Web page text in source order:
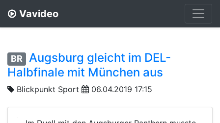
Vavideo
BR
Augsburg gleicht im DEL-
Halbfinale mit München aus
Blickpunkt Sport 06.04.2019 17:15